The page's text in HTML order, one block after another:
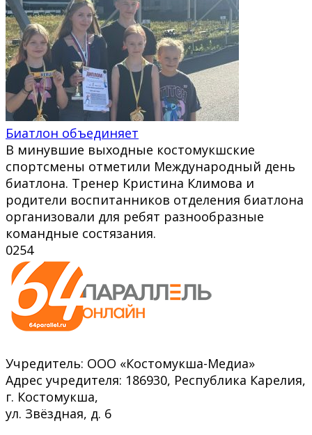
Биатлон объединяет
В минувшие выходные костомукшские
спортсмены отметили Международный день
биатлона. Тренер Кристина Климова и
родители воспитанников отделения биатлона
организовали для ребят разнообразные
командные состязания.
0254
Учредитель: ООО «Костомукша-Медиа»
Адрес учредителя: 186930, Республика Карелия,
г. Костомукша,
ул. Звёздная, д. 6